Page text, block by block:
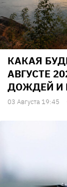
КАКАЯ
АВГУСТЕ
ДОЖДЕЙ И
03 Августа 19:45